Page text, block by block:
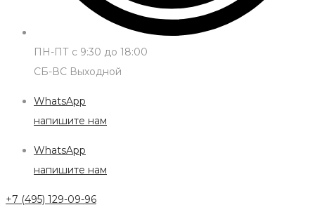
ПН-ПТ с 9:30 до 18:00
СБ-ВС Выходной
WhatsApp
напишите нам
WhatsApp
напишите нам
+7 (495) 129-09-96